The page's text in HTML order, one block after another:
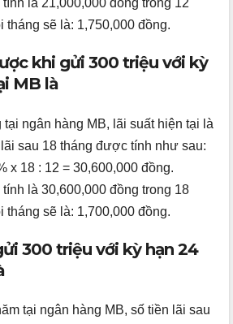
là 21,000,000 đồng trong 12
tháng sẽ là: 1,750,000 đồng.
khi gửi 300 triệu với kỳ
MB là
ngân hàng MB, lãi suất hiện tại là
sau 18 tháng được tính như sau:
x 18 : 12 = 30,600,000 đồng.
là 30,600,000 đồng trong 18
tháng sẽ là: 1,700,000 đồng.
300 triệu với kỳ hạn 24
tại ngân hàng MB, số tiền lãi sau